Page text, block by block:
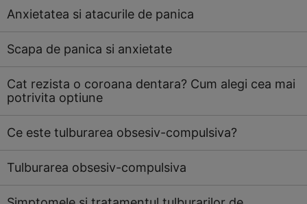
Anxietatea si atacurile de panica
Scapa de panica si anxietate
Cat rezista o coroana dentara? Cum alegi cea mai
potrivita optiune
Ce este tulburarea obsesiv-compulsiva?
Tulburarea obsesiv-compulsiva